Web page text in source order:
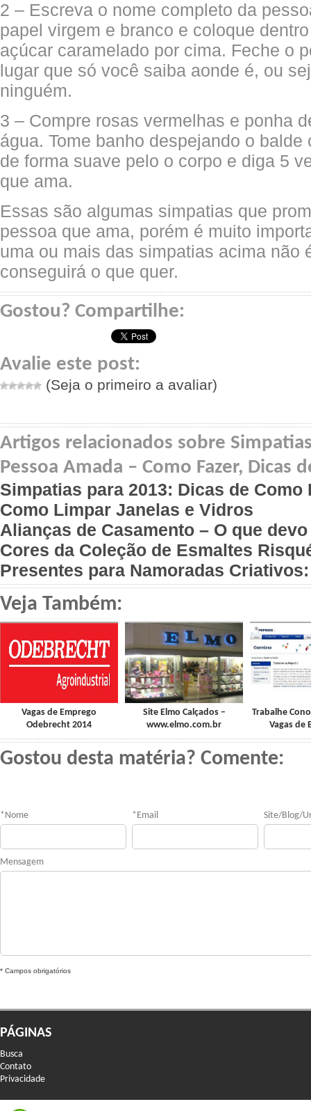
2 – Escreva o nome completo da
papel virgem e branco e coloque
açúcar caramelado por cima. Feche o
lugar que só você saiba aonde é, ou
ninguém.
3 – Compre rosas vermelhas e ponha
água. Tome banho despejando o
de forma suave pelo o corpo e diga 5
que ama.
Essas são algumas simpatias que
pessoa que ama, porém é muito
uma ou mais das simpatias acima não
conseguirá o que quer.
Gostou? Compartilhe:
Avalie este post:
(Seja o primeiro a avaliar)
Artigos relacionados sobre
Pessoa Amada – Como Fazer, Dicas
Simpatias para 2013: Dicas de Como
Como Limpar Janelas e Vidros
Alianças de Casamento – O que
Cores da Coleção de Esmaltes
Presentes para Namoradas
Veja Também:
Vagas de Emprego
Odebrecht 2014
Site Elmo Calçados –
www.elmo.com.br
Trabalhe
Vagas de
Gostou desta matéria? Comente:
* Nome * Email Site/Blog/
Mensagem
* Campos obrigatórios
PÁGINAS
Busca
Contato
Privacidade